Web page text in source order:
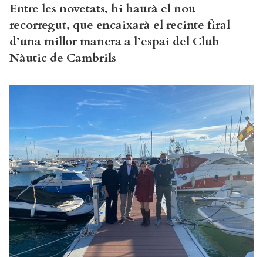
Entre les novetats, hi haurà el nou
recorregut, que encaixarà el recinte firal
d’una millor manera a l’espai del Club
Nàutic de Cambrils